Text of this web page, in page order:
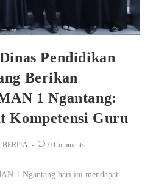
Pendidikan
Berikan
1 Ngantang:
Kompetensi Guru
BERITA 0 Comments
1 Ngantang hari ini mendapat